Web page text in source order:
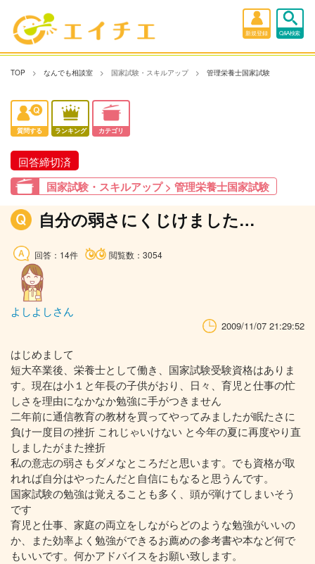
新規登録 Q&A検索
TOP なんでも相談室 国家試験・スキルアップ 管理栄養士国家試験
質問する ランキング カテゴリ
回答締切済
国家試験・スキルアップ > 管理栄養士国家試験
自分の弱さにくじけました…
回答：14件 閲覧数：3054
よしよしさん
2009/11/07 21:29:52
はじめまして
短大卒業後、栄養士として働き、国家試験受験資格はありま
す。現在は小１と年長の子供がおり、日々、育児と仕事の忙
しさを理由になかなか勉強に手がつきません
二年前に通信教育の教材を買ってやってみましたが眠たさに
負け一度目の挫折 これじゃいけない と今年の夏に再度やり直
しましたがまた挫折
私の意志の弱さもダメなところだと思います。でも資格が取
れれば自分はやったんだと自信にもなると思うんです。
国家試験の勉強は覚えることも多く、頭が弾けてしまいそう
です
育児と仕事、家庭の両立をしながらどのような勉強がいいの
か、また効率よく勉強ができるお薦めの参考書や本など何で
もいいです。何かアドバイスをお願い致します。